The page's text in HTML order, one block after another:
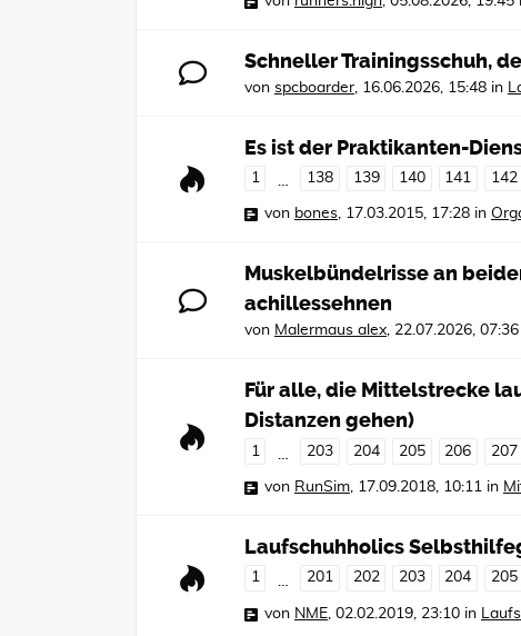
Schneller Trainingsschuh,
von spcboarder 16.06.2026, 15:48 in
Es ist der Praktikanten-
1 … 138 139 140 141 142
von bones, 17.03.2015, 17:28 in
Muskelbündelrisse an
achillessehnen
von Malermaus alex, 22.07.2026, 07:36
Für alle, die Mittelstrecke
Distanzen gehen)
1 … 203 204 205 206 207
von RunSim, 17.09.2018, 10:11 in
Laufschuhholics
1 201 202 203 204 205
von NME 02.02.2019, 23:10 in